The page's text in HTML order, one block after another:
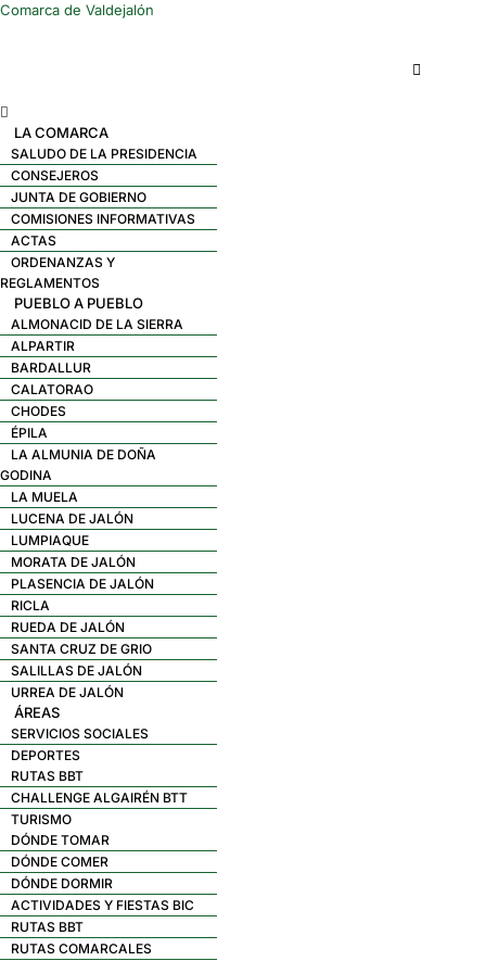
Comarca de Valdejalón
Menú
LA COMARCA
SALUDO DE LA PRESIDENCIA
CONSEJEROS
JUNTA DE GOBIERNO
COMISIONES INFORMATIVAS
ACTAS
ORDENANZAS Y
REGLAMENTOS
PUEBLO A PUEBLO
ALMONACID DE LA SIERRA
ALPARTIR
BARDALLUR
CALATORAO
CHODES
ÉPILA
LA ALMUNIA DE DOÑA
GODINA
LA MUELA
LUCENA DE JALÓN
LUMPIAQUE
MORATA DE JALÓN
PLASENCIA DE JALÓN
RICLA
RUEDA DE JALÓN
SANTA CRUZ DE GRIO
SALILLAS DE JALÓN
URREA DE JALÓN
ÁREAS
SERVICIOS SOCIALES
DEPORTES
RUTAS BBT
CHALLENGE ALGAIRÉN BTT
TURISMO
DÓNDE TOMAR
DÓNDE COMER
DÓNDE DORMIR
ACTIVIDADES Y FIESTAS BIC
RUTAS BBT
RUTAS COMARCALES